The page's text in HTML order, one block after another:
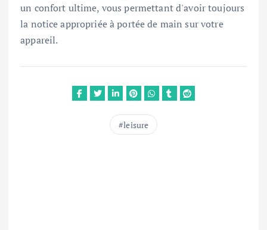
un confort ultime, vous permettant d'avoir toujours
la notice appropriée à portée de main sur votre
appareil.
leisure